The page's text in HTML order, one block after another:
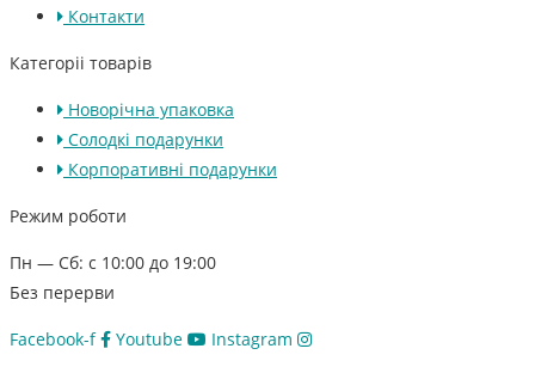
Контакти
Категоріі товарів
Новорічна упаковка
Солодкі подарунки
Корпоративні подарунки
Режим роботи
Пн — Сб: с 10:00 до 19:00
Без перерви
Facebook-f Youtube Instagram